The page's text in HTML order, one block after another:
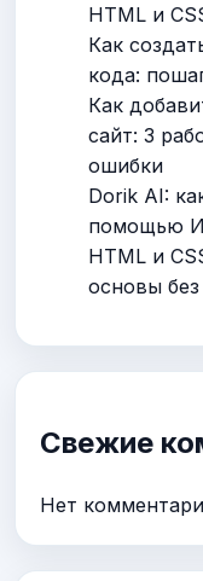
HTML и
Как
кода:
Как
сайт: 3
ошибки
Dorik AI:
помощью
HTML и
основы
Свежие
Нет